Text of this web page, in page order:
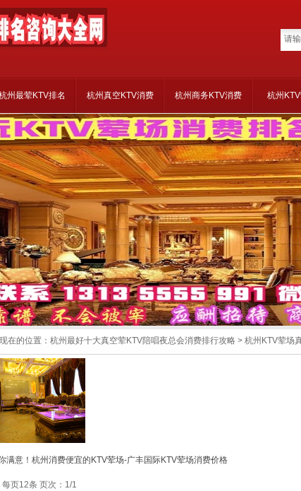
州最荤KTV排名 杭州真空KTV消费 杭州商务KTV消费 杭州
满意！杭州消费便宜的KTV荤场-广丰国际KTV荤场消费价格
每页12条 页次：1/1
在的位置： 杭州最好十大真空荤KTV陪唱夜总会消费排行攻略 > 杭州KTV荤场